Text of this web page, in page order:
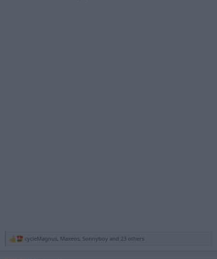
R
cycleMagnus, Maxeos, Sonnyboy and 23 others